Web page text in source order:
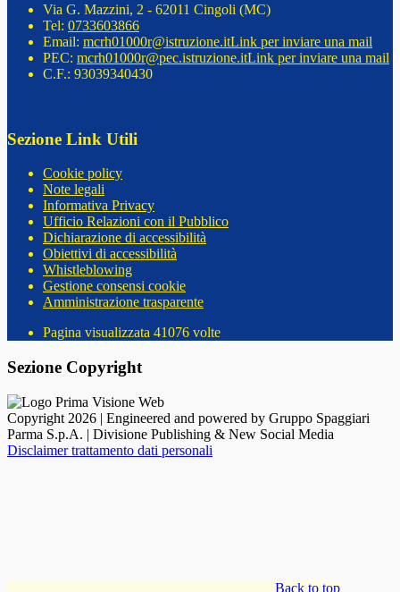
Via G. Mazzini, 2 - 62011 Cingoli (MC)
Tel: 0733603866
Email: mcrh01000r@istruzione.itLink per inviare una mail
PEC: mcrh01000r@pec.istruzione.itLink per inviare una mail
C.F.: 93039340430
Sezione Link Utili
Cookie policy
Note legali
Informativa Privacy
Ufficio Relazioni con il Pubblico
Dichiarazione di accessibilità
Obiettivi di accessibilità
Whistleblowing
Gestione consensi cookie
Amministrazione trasparente
Pagina visualizzata 41076 volte
Sezione Copyright
Copyright 2026 | Engineered and powered by Gruppo Spaggiari
Parma S.p.A. | Divisione Publishing & New Social Media
Disclaimer trattamento dati personali
Back to top